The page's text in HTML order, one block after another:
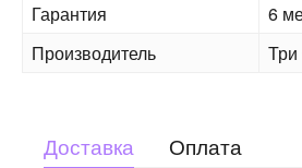
Гарантия
6
Производитель
Доставка Оплата